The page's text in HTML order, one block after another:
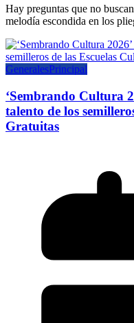
Hay preguntas que no
melodía escondida en los
GeneralesPrincipal
‘Sembrando Cultura
talento de los
Gratuitas